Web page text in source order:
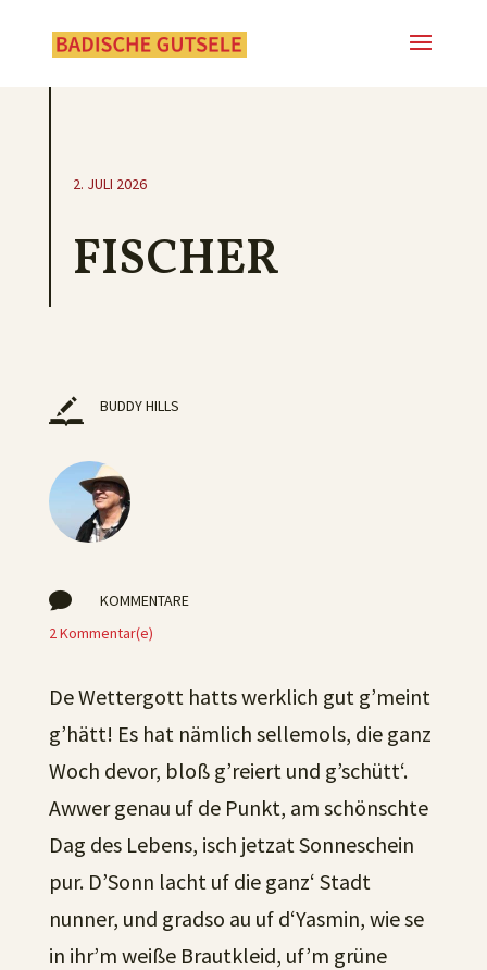
2. JULI 2026
FISCHER
BUDDY HILLS

KOMMENTARE
2 Kommentar(e)
De Wettergott hatts werklich gut g’meint
g’hätt! Es hat nämlich sellemols, die ganz
Woch devor, bloß g’reiert und g’schütt‘.
Awwer genau uf de Punkt, am schönschte
Dag des Lebens, isch jetzat Sonneschein
pur. D’Sonn lacht uf die ganz‘ Stadt
nunner, und gradso au uf d‘Yasmin, wie se
in ihr’m weiße Brautkleid, uf’m grüne